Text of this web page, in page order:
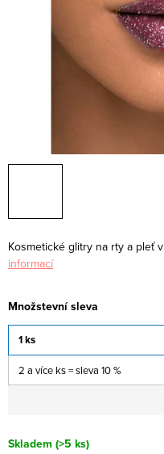
Kosmetické glitry na rty a pleť
informací
Množstevní sleva
1 ks
2 a více ks = sleva 10 %
Skladem (>5 ks)